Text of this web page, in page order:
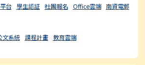
台 學生認証 社團報名 Office雲端 南資電郵
文系統 課程計畫 教育雲端